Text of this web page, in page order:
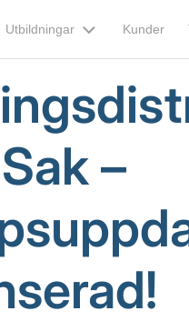
Utbildningar Kunder
–